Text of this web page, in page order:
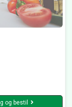
og bestil